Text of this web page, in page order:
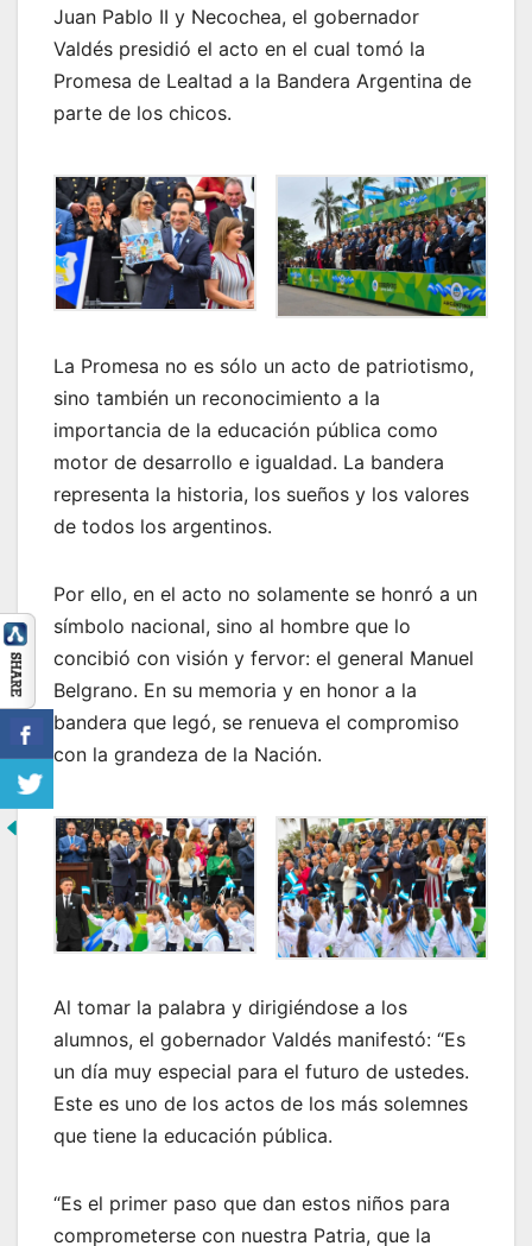
Juan Pablo II y Necochea, el gobernador
Valdés presidió el acto en el cual tomó la
Promesa de Lealtad a la Bandera Argentina de
parte de los chicos.
La Promesa no es sólo un acto de patriotismo,
sino también un reconocimiento a la
importancia de la educación pública como
motor de desarrollo e igualdad. La bandera
representa la historia, los sueños y los valores
de todos los argentinos.
Por ello, en el acto no solamente se honró a un
símbolo nacional, sino al hombre que lo
concibió con visión y fervor: el general Manuel
Belgrano. En su memoria y en honor a la
bandera que legó, se renueva el compromiso
con la grandeza de la Nación.
Al tomar la palabra y dirigiéndose a los
alumnos, el gobernador Valdés manifestó: “Es
un día muy especial para el futuro de ustedes.
Este es uno de los actos de los más solemnes
que tiene la educación pública.
“Es el primer paso que dan estos niños para
comprometerse con nuestra Patria, que la